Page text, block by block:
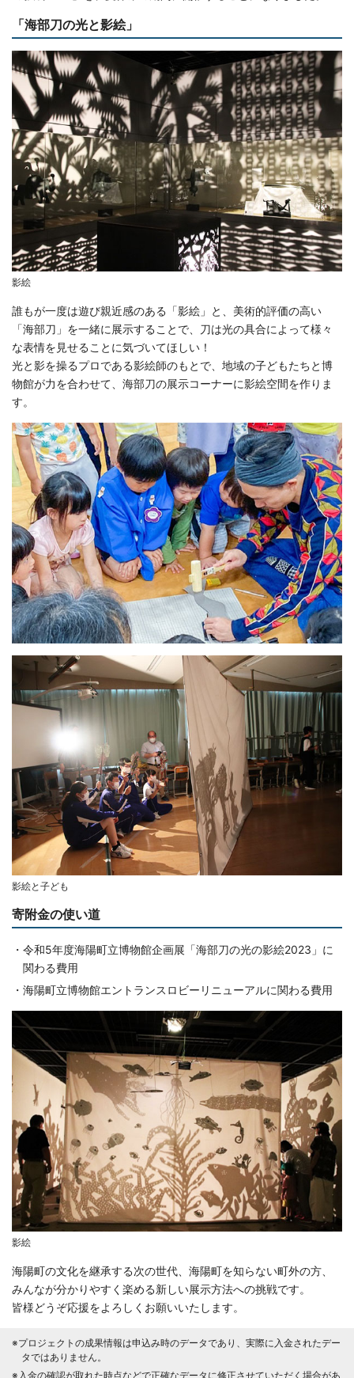
「海部刀の光と影絵」
影絵
誰もが一度は遊び親近感のある「影絵」と、美術的評価の高い
「海部刀」を一緒に展示することで、刀は光の具合によって様々
な表情を見せることに気づいてほしい！
光と影を操るプロである影絵師のもとで、地域の子どもたちと博
物館が力を合わせて、海部刀の展示コーナーに影絵空間を作りま
す。
影絵と子ども
寄附金の使い道
・令和5年度海陽町立博物館企画展「海部刀の光の影絵2023」に
関わる費用
・海陽町立博物館エントランスロビーリニューアルに関わる費用
影絵
海陽町の文化を継承する次の世代、海陽町を知らない町外の方、
みんなが分かりやすく楽める新しい展示方法への挑戦です。
皆様どうぞ応援をよろしくお願いいたします。
※プロジェクトの成果情報は申込み時のデータであり、実際に入金されたデー
タではありません。
※入金の確認が取れた時点などで正確なデータに修正させていただく場合があ